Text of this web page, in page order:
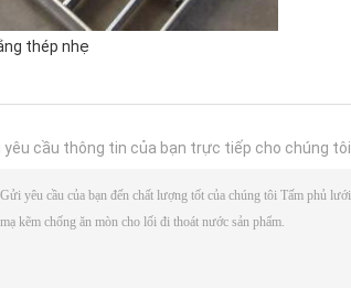
thép nhẹ
yêu cầu thông tin của bạn trực tiếp cho chúng tôi